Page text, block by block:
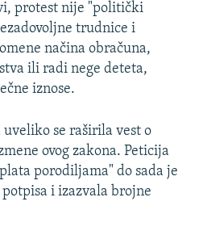
protest nije "politički
trudnice i
načina obračuna,
ili radi nege deteta,
iznose.
se raširila vest o
ovog zakona. Peticija
porodiljama" do sada je
i izazvala brojne